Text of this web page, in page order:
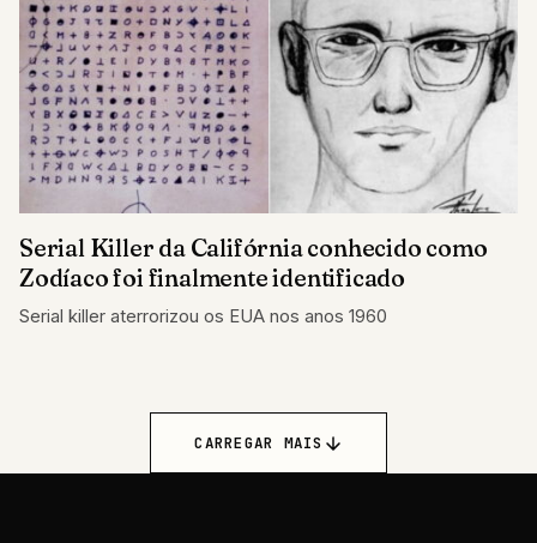
Serial Killer da Califórnia conhecido como
Zodíaco foi finalmente identificado
Serial killer aterrorizou os EUA nos anos 1960
CARREGAR MAIS